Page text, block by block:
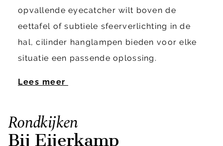
opvallende eyecatcher wilt boven de
eettafel of subtiele sfeerverlichting in de
hal, cilinder hanglampen bieden voor elke
situatie een passende oplossing.
Lees meer
Rondkijken
Bij Eijerkamp